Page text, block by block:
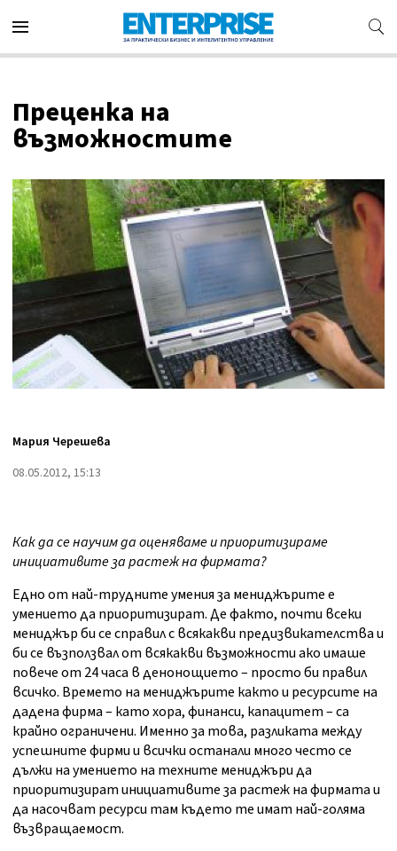
Преценка на
възможностите
Мария Черешева
08.05.2012, 15:13
Как да се научим да оценяваме и приоритизираме
инициативите за растеж на фирмата?
Едно от най-трудните умения за мениджърите е
умението да приоритизират. Де факто, почти всеки
мениджър би се справил с всякакви предизвикателства и
би се възползвал от всякакви възможности ако имаше
повече от 24 часа в денонощието – просто би правил
всичко. Времето на мениджърите както и ресурсите на
дадена фирма – като хора, финанси, капацитет – са
крайно ограничени. Именно за това, разликата между
успешните фирми и всички останали много често се
дължи на умението на техните мениджъри да
приоритизират инициативите за растеж на фирмата и
да насочват ресурси там където те имат най-голяма
възвращаемост.